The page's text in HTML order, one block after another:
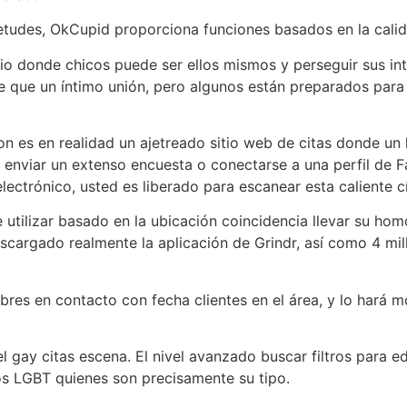
OkCupid proporciona funciones basados ​​en la
donde chicos puede ser ellos mismos y perseguir sus
que un íntimo unión, pero algunos están preparados
es en realidad un ajetreado sitio web de citas donde
un extenso encuesta o conectarse a una perfil de
usted es liberado para escanear esta caliente
basado en la ubicación coincidencia llevar su
realmente la aplicación de Grindr, así como 4
en contacto con fecha clientes en el área, y lo hará
gay citas escena. El nivel avanzado buscar filtros para
quienes son precisamente su tipo.